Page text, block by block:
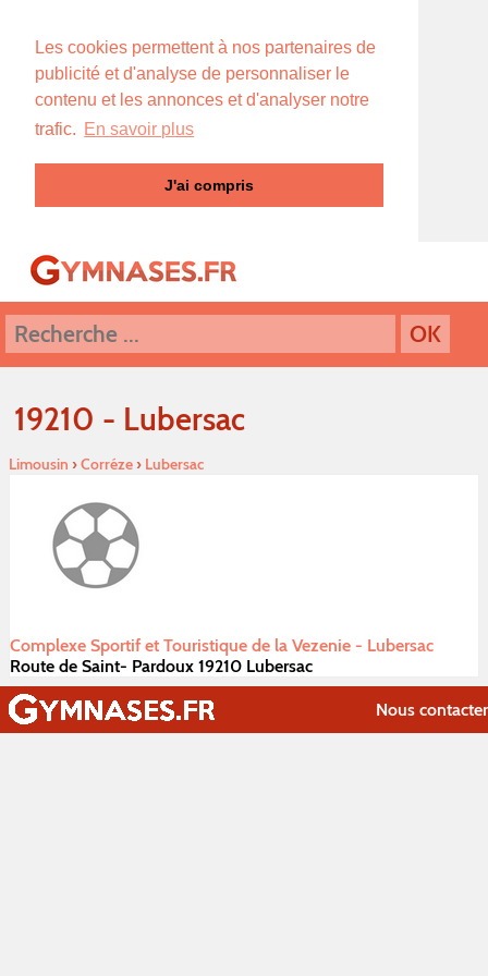
Les cookies permettent à nos partenaires de
publicité et d'analyse de personnaliser le
contenu et les annonces et d'analyser notre
trafic. En savoir plus
J'ai compris
19210 - Lubersac
Limousin ›Corréze› Lubersac
Complexe Sportif et Touristique de la Vezenie - Lubersac
Route de Saint- Pardoux 19210 Lubersac
Nous contacter